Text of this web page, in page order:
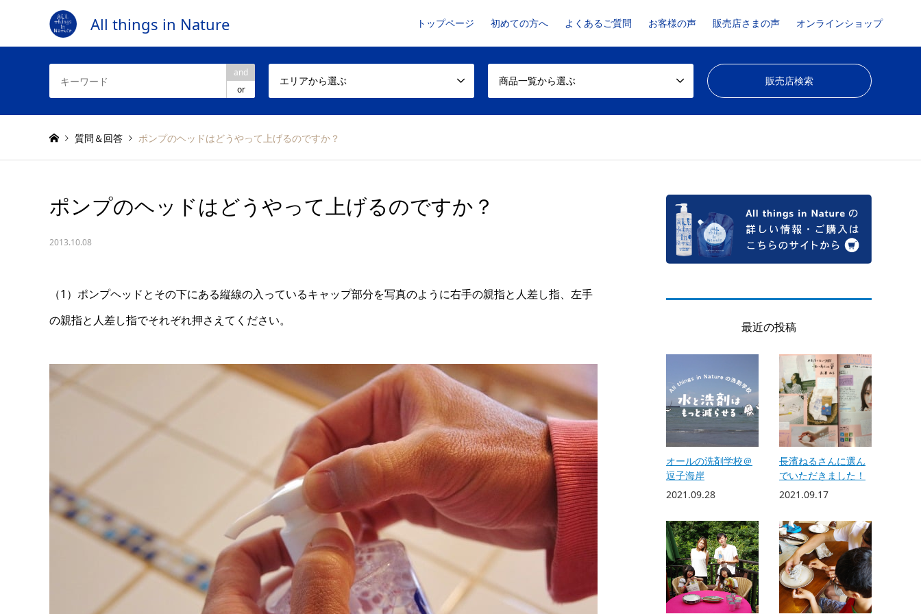
All things in Nature トップページ 初めての方へ よくあるご質問 お客様の声 販売店さまの声 オンラインショップ
and
or
エリアから選ぶ 商品一覧から選ぶ
質問＆回答 ポンプのヘッドはどうやって上げるのですか？
ポンプのヘッドはどうやって上げるのですか？
2013.10.08
（1）ポンプヘッドとその下にある縦線の入っているキャップ部分を写真のように右手の親指と人差し指、左手
の親指と人差し指でそれぞれ押さえてください。
最近の投稿
オールの洗剤学校＠
逗子海岸
2021.09.28
長濱ねるさんに選ん
でいただきました！
2021.09.17